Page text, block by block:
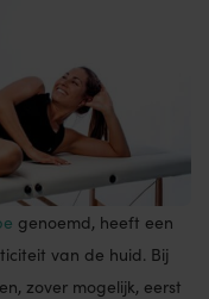
genoemd, heeft een
van de huid. Bij
zover mogelijk, eerst